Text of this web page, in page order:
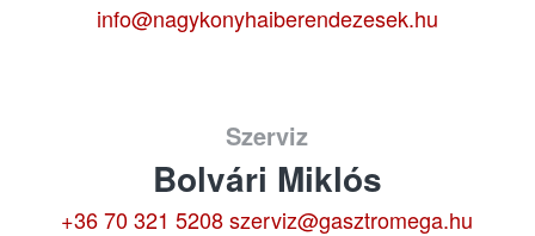
info@nagykonyhaiberendezesek.hu
Szerviz
Bolvári Miklós
+36 70 321 5208 szerviz@gasztromega.hu